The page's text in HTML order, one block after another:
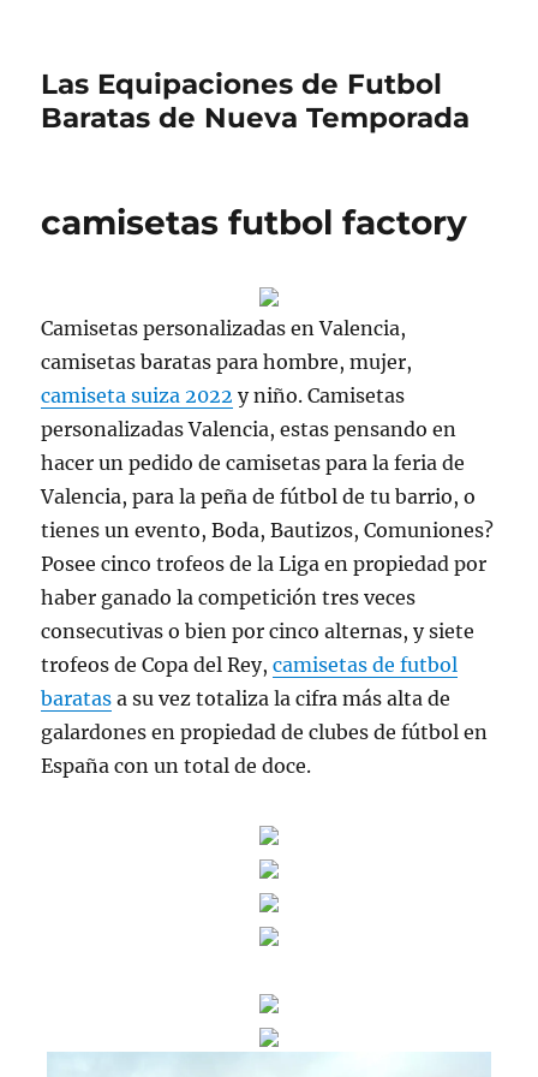
Las Equipaciones de Futbol
Baratas de Nueva Temporada
camisetas futbol factory
Camisetas personalizadas en Valencia,
camisetas baratas para hombre, mujer,
camiseta suiza 2022 y niño. Camisetas
personalizadas Valencia, estas pensando en
hacer un pedido de camisetas para la feria de
Valencia, para la peña de fútbol de tu barrio, o
tienes un evento, Boda, Bautizos, Comuniones?
Posee cinco trofeos de la Liga en propiedad por
haber ganado la competición tres veces
consecutivas o bien por cinco alternas, y siete
trofeos de Copa del Rey,camisetas de futbol
baratas a su vez totaliza la cifra más alta de
galardones en propiedad de clubes de fútbol en
España con un total de doce.